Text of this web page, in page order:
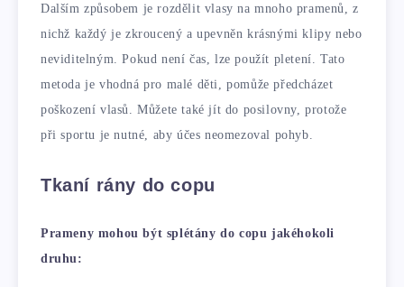
Dalším způsobem je rozdělit vlasy na mnoho pramenů, z
nichž každý je zkroucený a upevněn krásnými klipy nebo
neviditelným. Pokud není čas, lze použít pletení. Tato
metoda je vhodná pro malé děti, pomůže předcházet
poškození vlasů. Můžete také jít do posilovny, protože
při sportu je nutné, aby účes neomezoval pohyb.
Tkaní rány do copu
Prameny mohou být splétány do copu jakéhokoli
druhu: